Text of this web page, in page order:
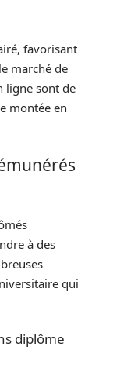
favorisant
marché de
ligne sont de
montée en
à des
qui
diplôme